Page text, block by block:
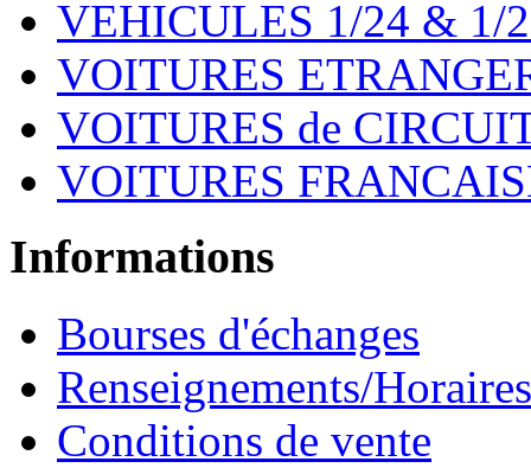
VEHICULES 1/24 & 1/
VOITURES
VOITURES de
VOITURES
Informations
Bourses d'échanges
Renseignements/Horaires
Conditions de vente